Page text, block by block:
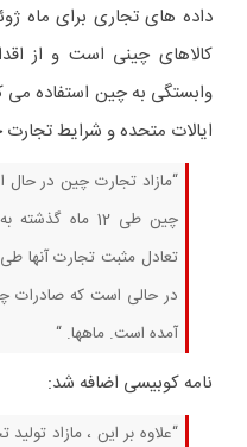
داده های تجاری برای ماه
کالاهای چینی است و از
وابستگی به چین استفاده می
ایالات متحده و شرایط
“مازاد تجارت چین در حال
در حالی است که صادرات
آمده است. ماهها. “
نامه کوبیسی اضافه شد: